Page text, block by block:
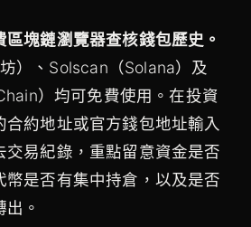
塊鏈瀏覽器查核錢包歷史。
）、Solscan（Solana）及
）均可免費使用。在投資
合約地址或官方錢包地址輸入
交易紀錄，重點留意資金是否
幣是否有集中持倉，以及是否
。